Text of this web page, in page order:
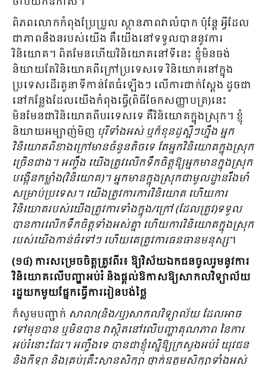
ពិភពលោកកំពុងប្រែប្រួល ស្ថានភាពវាលំបាក ប៉ុន្តែ អ្វីដែល
ជាភាពនឹងនរបស់យើង គឺយើងនៅទទួលបាននូវការ
វិនិយោគ។ ពិតមែនហើយវិនិយោគនៅទីនេះ ខ្ញុំមិនចង់
និយាយតែវិនិយោគពីក្រៅប្រទេសទេ វិនិយោគនៅក្នុង
ប្រទេសដើរតួនាទីកាន់តែធំឡើងៗ លើការជាក់ស្តែង ដូចជា
នៅកន្លែងដែលយើងកំពុងធ្វើ(ពិធីចែកសញ្ញាបត្រ)នេះ
មិនមែនជាវិនិយោគពីបរទេសទេ គឺវិនិយោគក្នុងស្រុក។ ខ្ញុំ
និយាយអម្បាញ់មិញ បុរីទាំងអស់​ ឬក៏ខុនដូស្អីៗហ្នឹង អ្នក
វិនិយោគពីខាងក្រៅមានចំនួនតិចទេ តែអ្នកវិនិយោគក្នុងស្រុក
ច្រើនជាង។ អញ្ចឹង យើងត្រូវលើកទឹកចិត្តឱ្យអ្នកមានក្នុងស្រុក
បង្កើនកម្លាំង(វិនិយោគ)។ អ្នកមានក្នុងស្រុកជាមូលដ្ឋានរឹងមាំ
សម្រាប់ប្រទេស។ យើងត្រូវការការវិនិយោគ ហើយការ
វិនិយោគរបស់យើងត្រូវការទាំងក្នុង/ក្រៅ (ដែលត្រូវ)ទទួល
បានការលើកទឹកចិត្តទាំងអស់គ្នា ហើយការវិនិយោគក្នុងស្រុក
របស់យើងកាន់ធំទៅៗ ហើយគេត្រូវការធនធានមនុស្ស។
(១៤) ការសម្រេចចិត្តត្រូវពីរ៖ ឱ្យវិស័យឯកជនចូលរួមនូវការ
វិនិយោគលើបញ្ហាអប់រំ និងផ្តល់ឱកាសឱ្យសាកលវិទ្យាល័យ
រដ្ឋយកមួយផ្នែកធ្វើការរៀនបង់ថ្លៃ
ក៏សូមបញ្ជាក់ សាលា(និង/ឬ)សាកលវិទ្យាល័យ ដែលអាច
ទៅមុខបាន ឬមិនបាន វាស្ថិតនៅលើបញ្ហាគុណភាព នៃការ
អប់រំនោះដែរ។ អញ្ចឹងទេ បានជាខ្ញុំស្នើឱ្យក្រសួងអប់រំ យុវជន
និងកីឡា និងគ្រប់គ្រឹះស្ថានសិក្សា ថ្នាក់ឧត្តមសិក្សាទាំងអស់